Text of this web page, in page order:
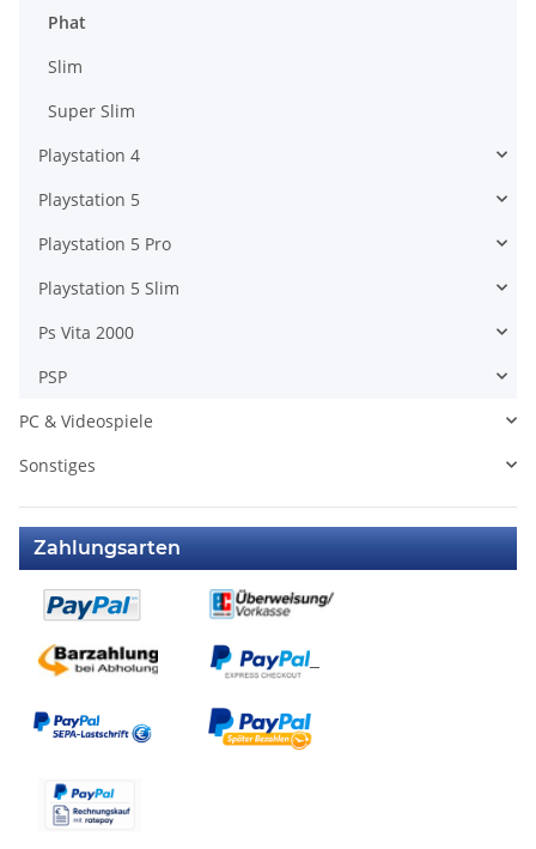
Phat
Slim
Super Slim
Playstation 4
Playstation 5
Playstation 5 Pro
Playstation 5 Slim
Ps Vita 2000
PSP
PC & Videospiele
Sonstiges
Zahlungsarten